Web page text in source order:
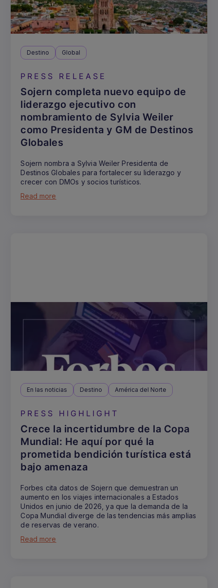
Destino Global
PRESS RELEASE
Sojern completa nuevo equipo de
liderazgo ejecutivo con
nombramiento de Sylvia Weiler
como Presidenta y GM de Destinos
Globales
Sojern nombra a Sylvia Weiler Presidenta de
Destinos Globales para fortalecer su liderazgo y
crecer con DMOs y socios turísticos.
Read more
En las noticias Destino América del Norte
PRESS HIGHLIGHT
Crece la incertidumbre de la Copa
Mundial: He aquí por qué la
prometida bendición turística está
bajo amenaza
Forbes cita datos de Sojern que demuestran un
aumento en los viajes internacionales a Estados
Unidos en junio de 2026, ya que la demanda de la
Copa Mundial diverge de las tendencias más amplias
de reservas de verano.
Read more